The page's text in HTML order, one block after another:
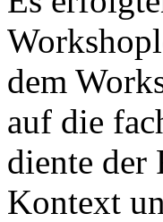
dem
auf die
diente der
Kontext